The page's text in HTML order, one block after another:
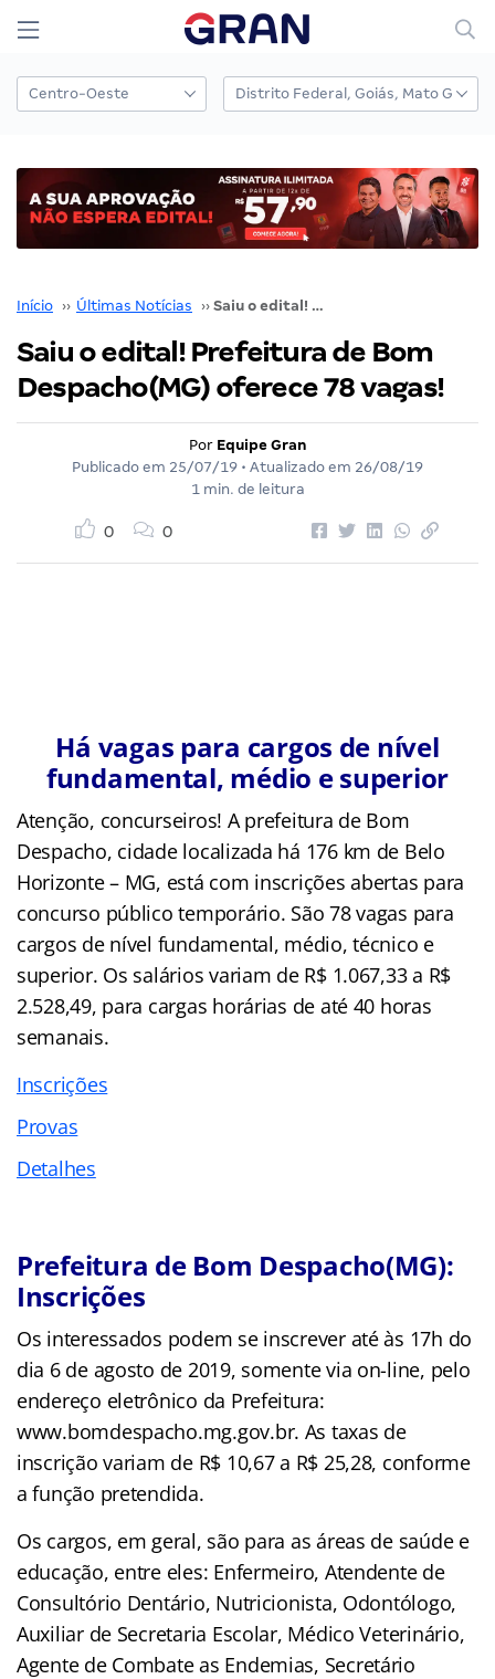
Início ›› Últimas Notícias ›› Saiu o edital! Prefeitura de Bom Despacho(MG) oferece 78 vagas!
Saiu o edital! Prefeitura de Bom
Despacho(MG) oferece 78 vagas!
Por Equipe Gran
Publicado em 25/07/19 • Atualizado em 26/08/19
1 min. de leitura
0 0
Há vagas para cargos de nível
fundamental, médio e superior
Atenção, concurseiros! A prefeitura de Bom
Despacho, cidade localizada há 176 km de Belo
Horizonte – MG, está com inscrições abertas para
concurso público temporário. São 78 vagas para
cargos de nível fundamental, médio, técnico e
superior. Os salários variam de R$ 1.067,33 a R$
2.528,49, para cargas horárias de até 40 horas
semanais.
Inscrições
Provas
Detalhes
Prefeitura de Bom Despacho(MG):
Inscrições
Os interessados podem se inscrever até às 17h do
dia 6 de agosto de 2019, somente via on-line, pelo
endereço eletrônico da Prefeitura:
www.bomdespacho.mg.gov.br. As taxas de
inscrição variam de R$ 10,67 a R$ 25,28, conforme
a função pretendida.
Os cargos, em geral, são para as áreas de saúde e
educação, entre eles: Enfermeiro, Atendente de
Consultório Dentário, Nutricionista, Odontólogo,
Auxiliar de Secretaria Escolar, Médico Veterinário,
Agente de Combate as Endemias, Secretário